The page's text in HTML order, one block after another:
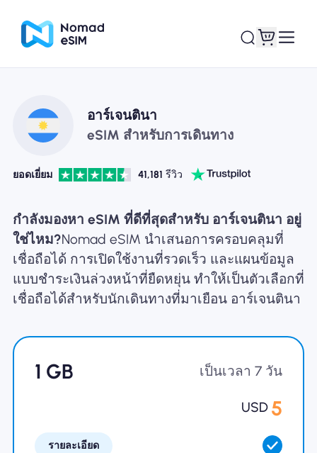
เข้าสู่ระบบ / ลง
ทะเบียน
แผนร้านค้า
เกี่ยวกับ eSIM
อาร์เจนตินา
eSIM สำหรับการเดินทาง
ยอดเยี่ยม 41,181 รีวิว
กำลังมองหา eSIM ที่ดีที่สุดสำหรับ อาร์เจนตินา อยู่
ใช่ไหม?Nomad eSIM นำเสนอการครอบคลุมที่
เชื่อถือได้ การเปิดใช้งานที่รวดเร็ว และแผนข้อมูล
แบบชำระเงินล่วงหน้าที่ยืดหยุ่น ทำให้เป็นตัวเลือกที่
เชื่อถือได้สำหรับนักเดินทางที่มาเยือน อาร์เจนตินา
1 GB เป็นเวลา 7 วัน
USD 5
รายละเอียด